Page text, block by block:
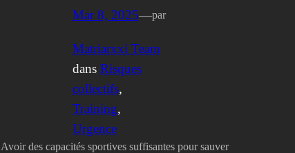
Mar 8, 2025—par
Matriarxxi Team
dans Risques
collectifs
Training
Urgence
Avoir des capacités sportives suffisantes pour sauver